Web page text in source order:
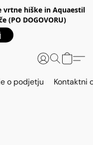
vrtne hiške in Aquaestil
(PO DOGOVORU)
o podjetju Kontaktni